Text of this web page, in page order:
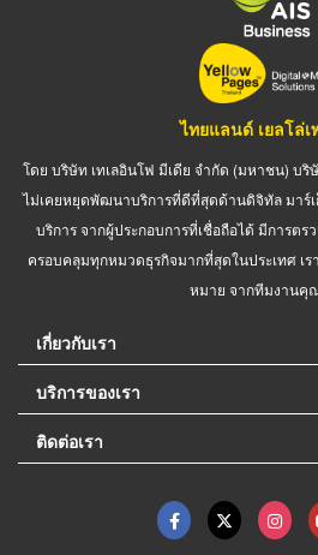
ไทยแลนด์ เยลโล่เ
โดย บริษัท เทเลอินโฟ มีเดีย จำกัด (มหาชน) บริ
ไม่เคยหยุดพัฒนาบริการที่ดีที่สุดด้านดิจิทัล มาร์
บริการ จากผู้ประกอบการที่เชื่อถือได้ มีการต
ครอบคลุมทุกหมวดธุรกิจมากที่สุดในประเทศ เ
หมาย จากทีมงานคุ
เกี่ยวกับเรา
บริการของเรา
ติดต่อเรา